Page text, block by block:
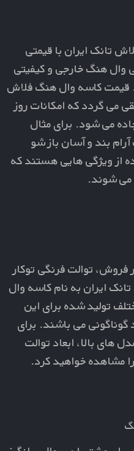
تانک ایران با قیمتی
وال هنگ خارجی و کیفیتی
قیمت کاسه وال هنگ فلاش
می گردد که امکانات روز
می شود. برای مثال
بند و آسان باز شو
از ویژگی هایی هستند که
می شوند.
فروش، توالت فرنگی توکار
ایران به نام کاسه وال
تولید شده برای این
می باشند. برای
های بالا، ابعاد توالت
مشاهده خواهید کرد.